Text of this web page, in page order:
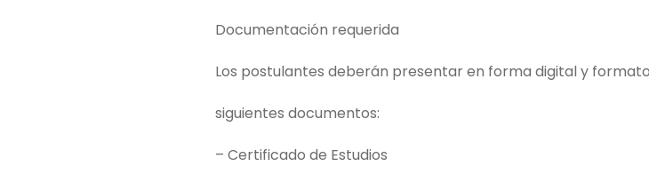
Documentación requerida
Los postulantes deberán presentar en forma digital y
siguientes documentos:
– Certificado de Estudios